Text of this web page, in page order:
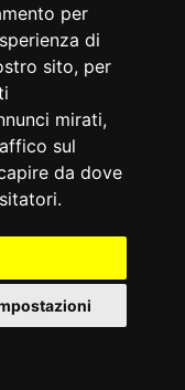
per
di
sito, per
mirati,
sul
da dove
che
nostre
sono
vi siete
su
ovvero i
sui
e-